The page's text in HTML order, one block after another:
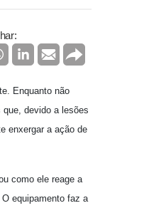
Enquanto não
devido a lesões
enxergar a ação de
como ele reage a
equipamento faz a